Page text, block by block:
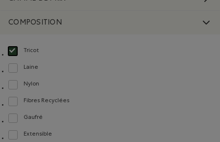
COMPOSITION
Tricot
Choisir Classé selon Composition : Tricot(Knit)
Laine
Classer selon Composition : Laine(Wool)
Nylon
Classer selon Composition : Nylon(Nylon)
Fibres Recyclées
Classer selon Composition : FibresRecyclées(RecycledFibres)
Gaufré
Classer selon Composition : Gaufré(Waffle)
Extensible
Classer selon Composition : Extensible(Stretch)